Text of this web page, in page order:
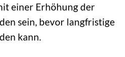
einer Erhöhung der
sein, bevor langfristige
kann.